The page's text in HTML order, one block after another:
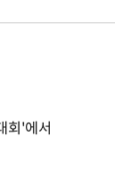
회'에서